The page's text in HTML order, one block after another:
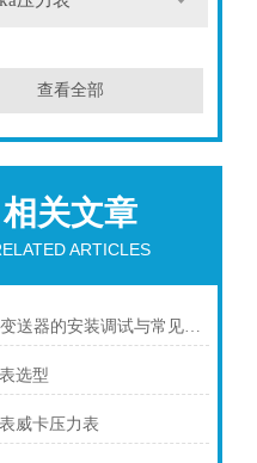
查看全部
相关文章
ARTICLES
威卡压力变送器的安装调试与常见故障排除
选型
威卡压力表